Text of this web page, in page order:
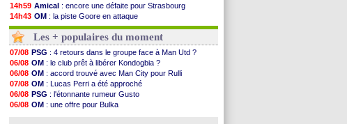
14h59 Amical : encore une défaite pour Strasbourg
14h43 OM : la piste Goore en attaque
14h14 PSG: ça négocie avec le Barça pour Torres
13h59
Amical : Rennes s'incline contre Brentford
13h55 Arsenal: c'est signé pour Guimaraes (officiel)
13h48
Amical : Le Mans concède un nul
13h30
Real: Mourinho durcit les règles
12h49
Amical: Toulouse s'incline lourdement
12h22
OM : Benatia et la "médiocrité" dans le club
12h00
Newcastle: Guimarães, le club se défend
11h46
L2 : la 1ère journée à suivre en DIRECT !
Les + populaires du moment
07/08 PSG : 4 retours dans le groupe face à Man Utd ?
06/08 OM : le club prêt à libérer Kondogbia ?
06/08 OM : accord trouvé avec Man City pour Rulli
07/08 OM : Lucas Perri a été approché
06/08 PSG : l'étonnante rumeur Gusto
06/08 OM : une offre pour Bulka